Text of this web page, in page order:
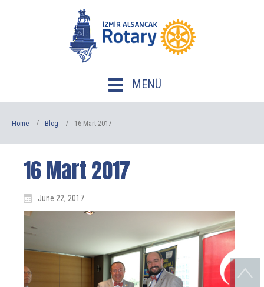
MENÜ
Home Blog 16 Mart 2017
16 Mart 2017
June 22, 2017